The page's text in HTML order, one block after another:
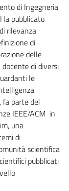
di Ingegneria
pubblicato
rilevanza
di
delle
di diversi
le
parte del
IEEE/ACM in
una
di
scientifica
pubblicati